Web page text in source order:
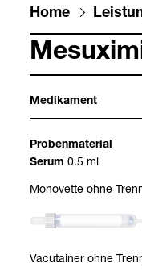
Home
Medi­ka­ment
Pro­ben­ma­te­rial
Serum 0.5 ml
Mono­vette ohne
Vacu­tai­ner ohne